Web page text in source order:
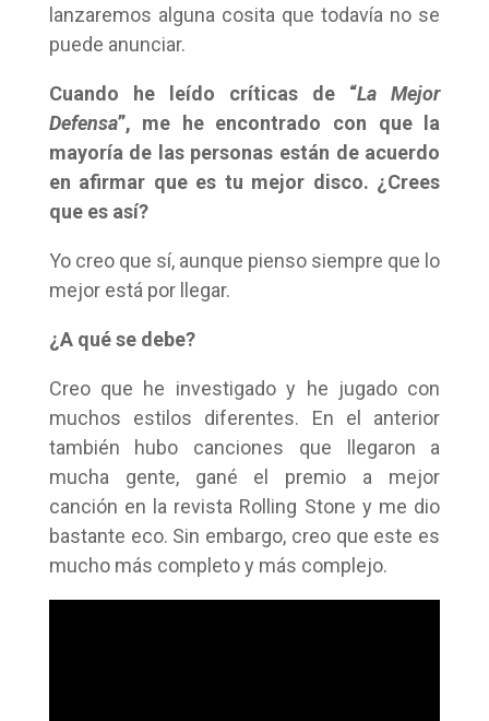
lanzaremos alguna cosita que todavía no se
puede anunciar.
Cuando he leído críticas de “La Mejor
Defensa”, me he encontrado con que la
mayoría de las personas están de acuerdo
en afirmar que es tu mejor disco. ¿Crees
que es así?
Yo creo que sí, aunque pienso siempre que lo
mejor está por llegar.
¿A qué se debe?
Creo que he investigado y he jugado con
muchos estilos diferentes. En el anterior
también hubo canciones que llegaron a
mucha gente, gané el premio a mejor
canción en la revista Rolling Stone y me dio
bastante eco. Sin embargo, creo que este es
mucho más completo y más complejo.